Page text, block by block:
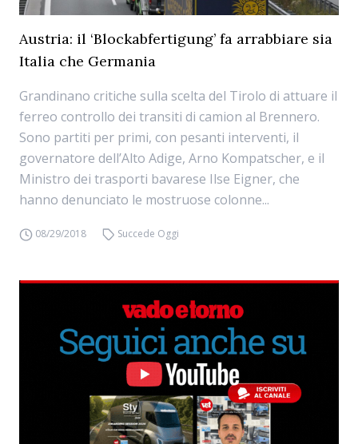
Austria: il ‘Blockabfertigung’ fa arrabbiare sia
Italia che Germania
Grandinano critiche sulla scelta del Tirolo di attuare il
ferreo controllo dei transiti di camion al Brennero.
Sono partiti per primi, con pesanti interventi, il
governatore dell’Alto Adige, Arno Kompatscher, e il
Ministro dei trasporti bavarese Ilse Eigner, che
hanno denunciato le mostruose colonne...
08/29/2018 Succede Oggi